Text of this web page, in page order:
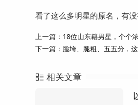
看了这么多明星的原名，有
上一篇： 18位山东籍男星，个个
下一篇： 脸垮、腿粗、五五分，
相关文章